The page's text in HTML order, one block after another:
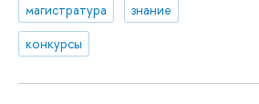
магистратура
знание
конкурсы